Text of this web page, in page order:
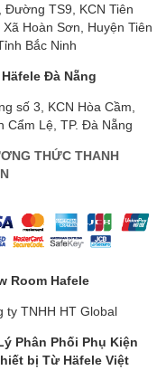
Đường TS9, KCN Tiên
Xã Hoàn Sơn, Huyện Tiên
Bắc Ninh
Đà Nẵng
số 3, KCN Hòa Cầm,
Cẩm Lệ, TP. Đà Nẵng
THỨC THANH
Room Hafele
ty TNHH HT Global
Phân Phối Phụ Kiện
bị Từ Häfele Việt